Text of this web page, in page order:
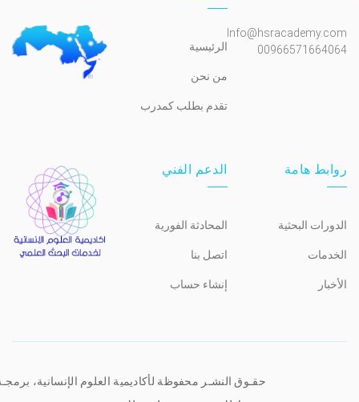
Info@hsracademy.com
00966571664064
الرئيسية
من نحن
تقدم بطلب كمدرب
روابط هامة
الدورات البحثية
الخدمات
الأخبار
الدعم الفني
المحادثة الفورية
اتصل بنا
إنشاء حساب
حقـوق النشـر محفوظة لأكاديمية العلوم الإنسانية،